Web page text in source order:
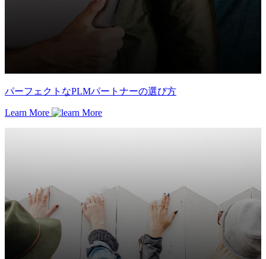
パーフェクトなPLMパートナーの選び方
Learn More